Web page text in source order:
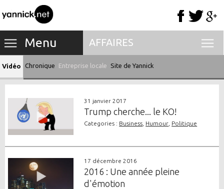
Menu AFFAIRES
Vidéo Chronique Entreprise locale Site de Yannick
31 janvier 2017
Trump cherche... le KO!
Categories : Business Humour Politique
17 décembre 2016
2016 : Une année pleine
d'émotion